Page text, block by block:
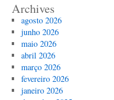
Archives
agosto 2026
junho 2026
maio 2026
abril 2026
março 2026
fevereiro 2026
janeiro 2026